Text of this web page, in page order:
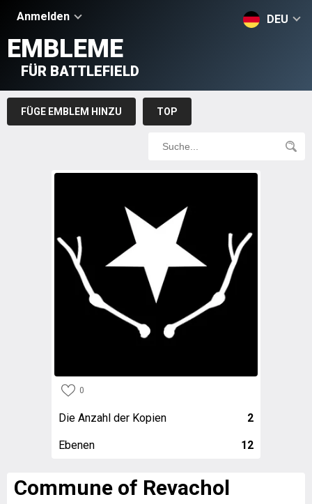
Anmelden DEU
EMBLEME
FÜR BATTLEFIELD
FÜGE EMBLEM HINZU TOP
0
Die Anzahl der Kopien 2
Ebenen 12
Commune of Revachol